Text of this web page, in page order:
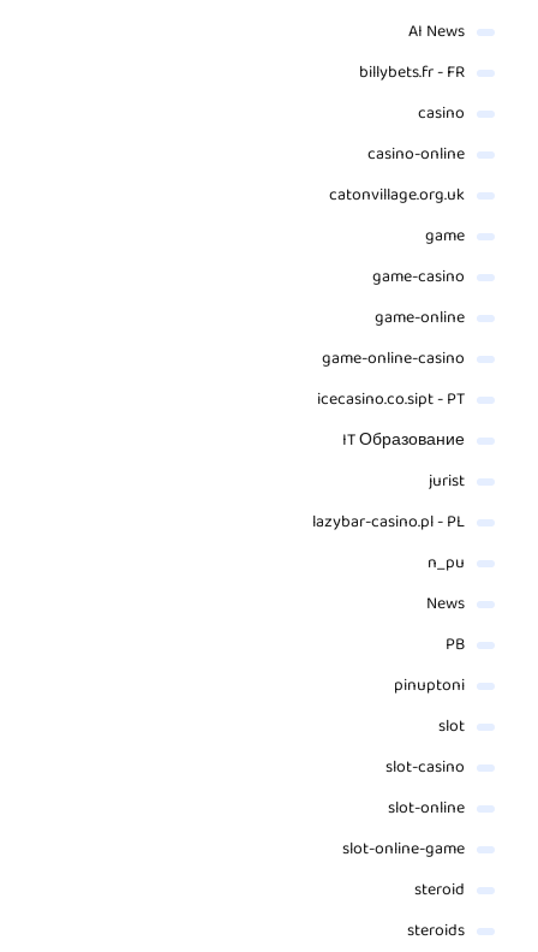
AI News
billybets.fr - FR
casino
casino-online
catonvillage.org.uk
game
game-casino
game-online
game-online-casino
icecasino.co.sipt - PT
IT Образование
jurist
lazybar-casino.pl - PL
n_pu
News
PB
pinuptoni
slot
slot-casino
slot-online
slot-online-game
steroid
steroids